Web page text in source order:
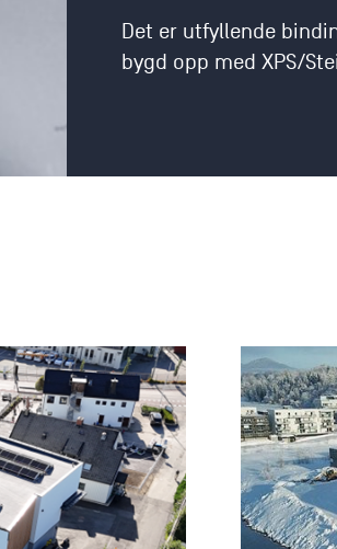
Det er utfyllende
bygd opp med XPS/